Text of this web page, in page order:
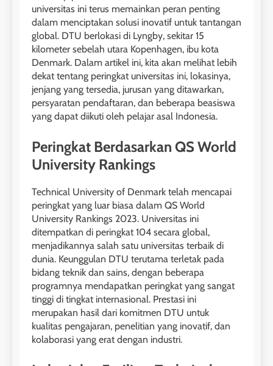
universitas ini terus memainkan peran penting
dalam menciptakan solusi inovatif untuk tantangan
global. DTU berlokasi di Lyngby, sekitar 15
kilometer sebelah utara Kopenhagen, ibu kota
Denmark. Dalam artikel ini, kita akan melihat lebih
dekat tentang peringkat universitas ini, lokasinya,
jenjang yang tersedia, jurusan yang ditawarkan,
persyaratan pendaftaran, dan beberapa beasiswa
yang dapat diikuti oleh pelajar asal Indonesia.
Peringkat Berdasarkan QS World
University Rankings
Technical University of Denmark telah mencapai
peringkat yang luar biasa dalam QS World
University Rankings 2023. Universitas ini
ditempatkan di peringkat 104 secara global,
menjadikannya salah satu universitas terbaik di
dunia. Keunggulan DTU terutama terletak pada
bidang teknik dan sains, dengan beberapa
programnya mendapatkan peringkat yang sangat
tinggi di tingkat internasional. Prestasi ini
merupakan hasil dari komitmen DTU untuk
kualitas pengajaran, penelitian yang inovatif, dan
kolaborasi yang erat dengan industri.